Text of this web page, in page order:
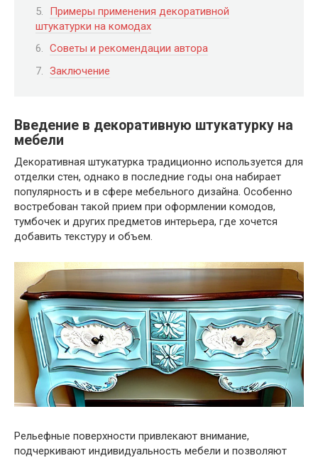
Примеры применения декоративной
штукатурки на комодах
Советы и рекомендации автора
Заключение
Введение в декоративную штукатурку на
мебели
Декоративная штукатурка традиционно используется для
отделки стен, однако в последние годы она набирает
популярность и в сфере мебельного дизайна. Особенно
востребован такой прием при оформлении комодов,
тумбочек и других предметов интерьера, где хочется
добавить текстуру и объем.
Рельефные поверхности привлекают внимание,
подчеркивают индивидуальность мебели и позволяют